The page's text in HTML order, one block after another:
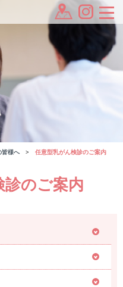
皆様へ 任意型乳がん検診のご案内
診のご案内